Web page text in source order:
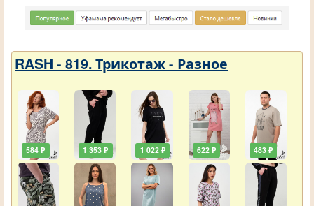
RASH - 819. Трикотаж - Разное
584 ₽ 1 353 ₽ 1 022 ₽ 622 ₽ 483 ₽